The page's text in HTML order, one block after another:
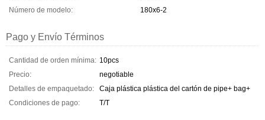
Número de modelo:
180x6-2
Pago y Envío Términos
Cantidad de orden mínima: 10pcs
Precio:
negotiable
Detalles de empaquetado:
Caja plástica plástica del cartón de pipe+ bag+
Condiciones de pago:
T/T